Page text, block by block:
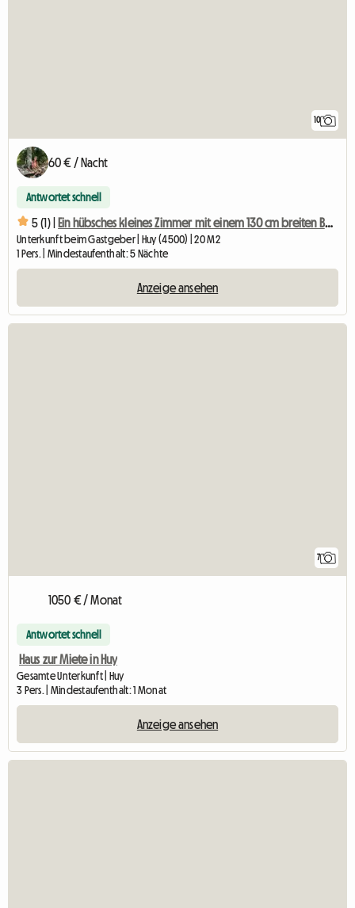
10
60 € / Nacht
Antwortet schnell
5 (1) | Ein hübsches kleines Zimmer mit einem 130 cm breiten Bett
Unterkunft beim Gastgeber | Huy (4500) | 20 M2
1 Pers. | Mindestaufenthalt: 5 Nächte
Anzeige ansehen
7
1050 € / Monat
Antwortet schnell
Haus zur Miete in Huy
Gesamte Unterkunft | Huy
3 Pers. | Mindestaufenthalt: 1 Monat
Anzeige ansehen